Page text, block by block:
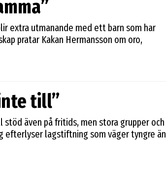
extra utmanande med ett barn som har
pratar Kakan Hermansson om oro,
till”
stöd även på fritids, men stora grupper och
efterlyser lagstiftning som väger tyngre än